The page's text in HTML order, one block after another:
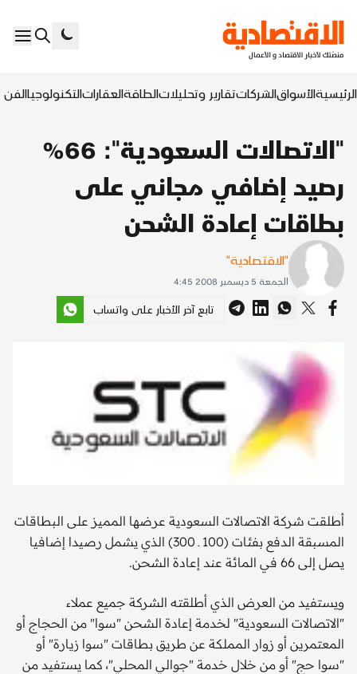
الرئيسيةالأسواقالشركاتتقارير وتحليلاتالطاقةالعقاراتالتكنولوجياالفن
"الاتصالات السعودية": 66%
رصيد إضافي مجاني على
بطاقات إعادة الشحن
"الاقتصادية"
الجمعة 5 ديسمبر 2008 4:45
تابع آخر الأخبار على واتساب
أطلقت شركة الاتصالات السعودية عرضها المميز على البطاقات
المسبقة الدفع بفئات (100 ـ 300) الذي يشمل رصيدا إضافيا
يصل إلى 66 في المائة عند إعادة الشحن.
ويستفيد من العرض الذي أطلقته الشركة جميع عملاء
"الاتصالات السعودية" لخدمة إعادة الشحن "سوا" من الحجاج أو
المعتمرين أو زوار المملكة عن طريق بطاقات "سوا زيارة" أو
"سوا حج" أو من خلال خدمة "جوالي المحلي"، كما يستفيد من